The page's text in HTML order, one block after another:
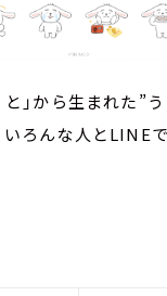
」から生まれた”
いろんな人とLINE